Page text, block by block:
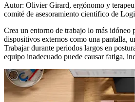
Autor: Olivier Girard, ergónomo y
comité de asesoramiento científico de
Crea un entorno de trabajo lo más idóneo
dispositivos externos como una pantalla,
Trabajar durante periodos largos en
equipo inadecuado puede causar fatiga,